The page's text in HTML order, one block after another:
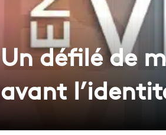
Un défilé de
avant